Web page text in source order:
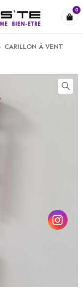
0
CARILLON À VENT